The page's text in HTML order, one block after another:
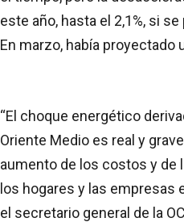
este año, hasta el 2,1%, si
En marzo, había proyectado
“El choque energético
Oriente Medio es real y
aumento de los costos y de
los hogares y las empresas
el secretario general de la